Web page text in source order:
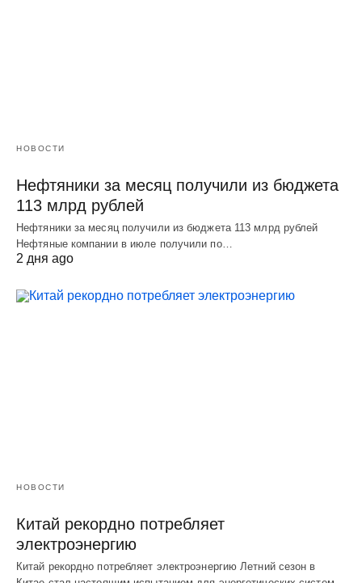
НОВОСТИ
Нефтяники за месяц получили из бюджета
113 млрд рублей
Нефтяники за месяц получили из бюджета 113 млрд рублей
Нефтяные компании в июле получили по…
2 дня ago
НОВОСТИ
Китай рекордно потребляет
электроэнергию
Китай рекордно потребляет электроэнергию Летний сезон в